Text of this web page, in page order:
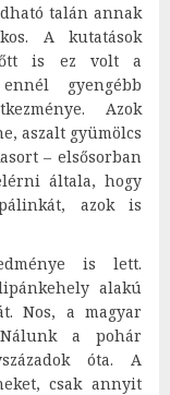
talán annak
A kutatások
is ez volt a
gyengébb
Azok
aszalt gyümölcs
– elsősorban
általa, hogy
azok is
is lett.
alakú
Nos, a magyar
a pohár
óta. A
csak annyit